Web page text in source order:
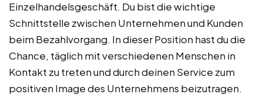
Einzelhandelsgeschäft. Du bist die wichtige
Schnittstelle zwischen Unternehmen und Kunden
beim Bezahlvorgang. In dieser Position hast du die
Chance, täglich mit verschiedenen Menschen in
Kontakt zu treten und durch deinen Service zum
positiven Image des Unternehmens beizutragen.